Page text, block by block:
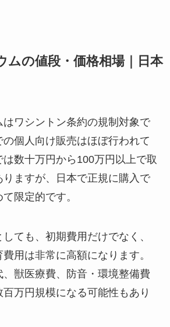
ムの値段・価格相場｜日本
はワシントン条約の規制対象で
個人向け販売はほぼ行われて
数十万円から100万円以上で取
りますが、日本で正規に購入で
限定的です。
ても、初期費用だけでなく、
用は非常に高額になります。
獣医療費、防音・環境整備費
万円規模になる可能性もあり